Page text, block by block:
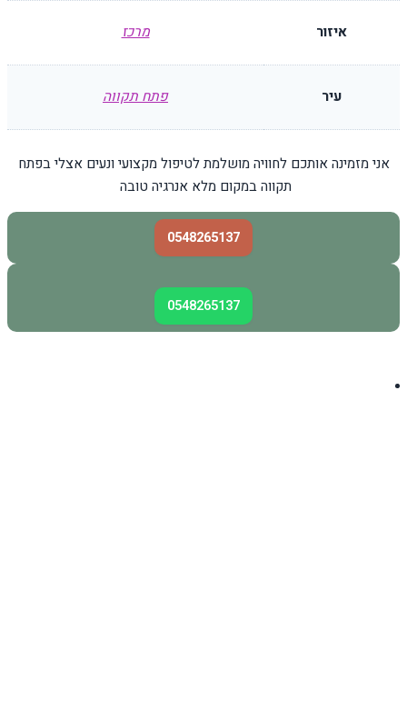
איזור מרכז
עיר פתח תקווה
אני מזמינה אותכם לחוויה מושלמת לטיפול מקצועי ונעים אצלי בפתח
תקווה במקום מלא אנרגיה טובה
0548265137
0548265137